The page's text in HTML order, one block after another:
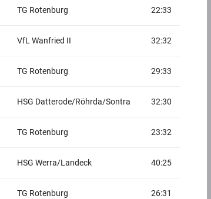
TG Rotenburg 22:33
VfL Wanfried II 32:32
TG Rotenburg 29:33
HSG Datterode/Röhrda/Sontra 32:30
TG Rotenburg 23:32
HSG Werra/Landeck 40:25
TG Rotenburg 26:31